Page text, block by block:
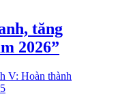
tăng
2026”